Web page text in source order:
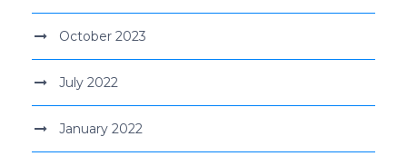
October 2023
July 2022
January 2022